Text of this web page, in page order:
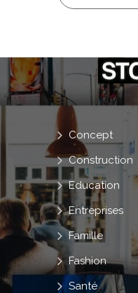
Concept
Construction
Education
Entreprises
Famille
Fashion
Santé